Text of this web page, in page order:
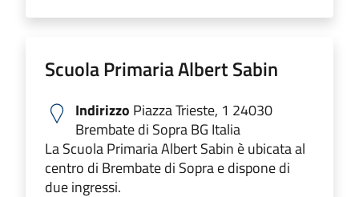
Scuola Primaria Albert Sabin
Indirizzo Piazza Trieste, 1 24030
Brembate di Sopra BG Italia
La Scuola Primaria Albert Sabin è ubicata al
centro di Brembate di Sopra e dispone di
due ingressi.